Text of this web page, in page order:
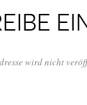
wird nicht